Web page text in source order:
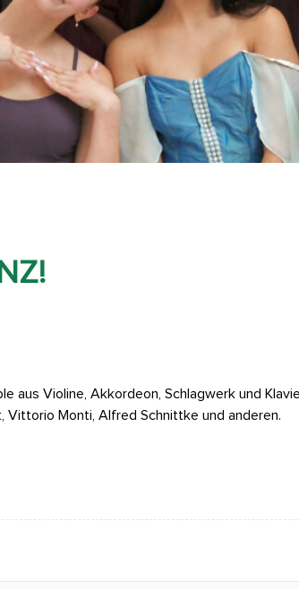
aus Violine, Akkordeon, Schlagwerk und
Vittorio Monti, Alfred Schnittke und anderen.